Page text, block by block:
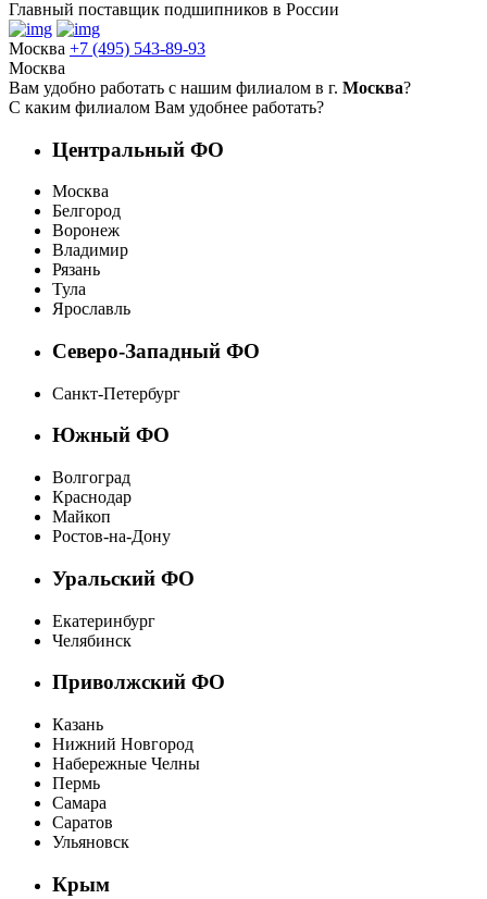
Главный поставщик подшипников в России
Москва +7 (495) 543-89-93
Москва
Вам удобно работать с нашим филиалом в г. Москва?
С каким филиалом Вам удобнее работать?
Центральный ФО
Москва
Белгород
Воронеж
Владимир
Рязань
Тула
Ярославль
Северо-Западный ФО
Санкт-Петербург
Южный ФО
Волгоград
Краснодар
Майкоп
Ростов-на-Дону
Уральский ФО
Екатеринбург
Челябинск
Приволжский ФО
Казань
Нижний Новгород
Набережные Челны
Пермь
Самара
Саратов
Ульяновск
Крым